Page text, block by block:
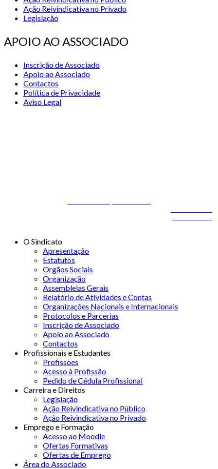
Ação Reivindicativa no Privado
Legislação
APOIO AO ASSOCIADO
Inscrição de Associado
Apoio ao Associado
Contactos
Política de Privacidade
Aviso Legal
O Sindicato
Apresentação
Estatutos
Orgãos Sociais
Organização
Assembleias Gerais
Relatório de Atividades e Contas
Organizações Nacionais e Internacionais
Protocolos e Parcerias
Inscrição de Associado
Apoio ao Associado
Contactos
Profissionais e Estudantes
Profissões
Acesso à Profissão
Pedido de Cédula Profissional
Carreira e Direitos
Legislação
Ação Reivindicativa no Público
Ação Reivindicativa no Privado
Emprego e Formação
Acesso ao Moodle
Ofertas Formativas
Ofertas de Emprego
Área do Associado